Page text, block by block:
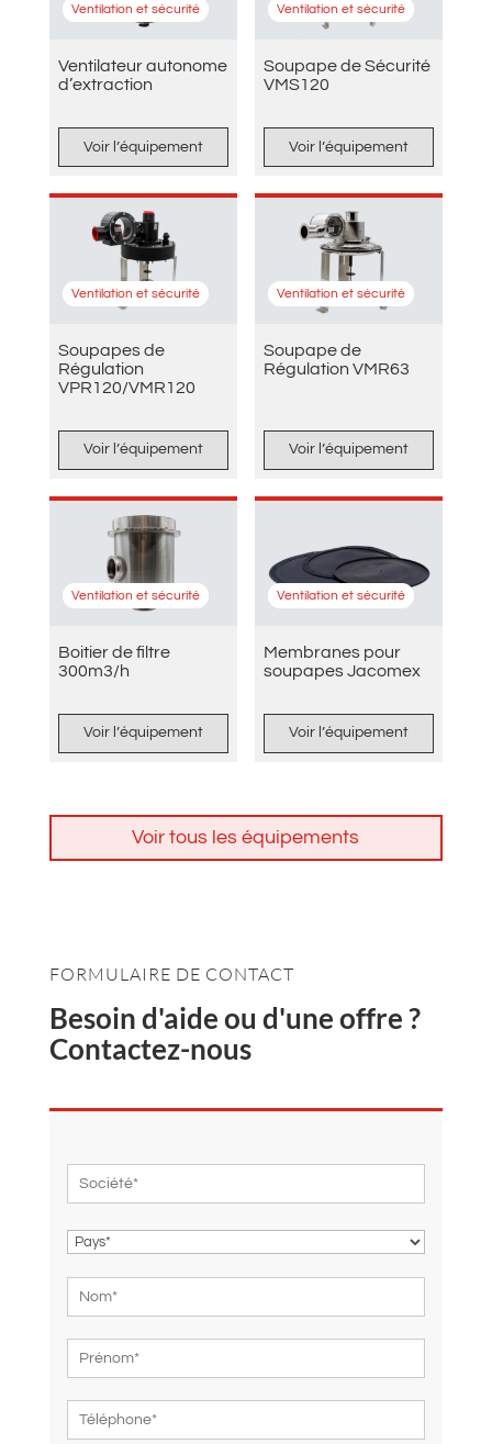
Ventilation et sécurité
Ventilateur autonome
d’extraction
Voir l’équipement
Ventilation et sécurité
Soupape de Sécurité
VMS120
Voir l’équipement
Ventilation et sécurité
Soupapes de
Régulation
VPR120/VMR120
Voir l’équipement
Ventilation et sécurité
Soupape de
Régulation VMR63
Voir l’équipement
Ventilation et sécurité
Boitier de filtre
300m3/h
Voir l’équipement
Ventilation et sécurité
Membranes pour
soupapes Jacomex
Voir l’équipement
Voir tous les équipements
FORMULAIRE DE CONTACT
Besoin d'aide ou d'une offre ?
Contactez-nous